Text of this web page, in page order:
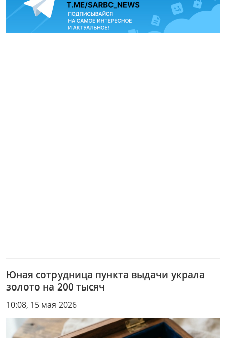
Юная сотрудница пункта выдачи украла
золото на 200 тысяч
10:08, 15 мая 2026